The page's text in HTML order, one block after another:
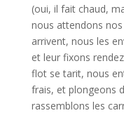
(oui, il fait chaud,
nous attendons nos
arrivent, nous les
et leur fixons
flot se tarit, nous
frais, et plongeons
rassemblons les